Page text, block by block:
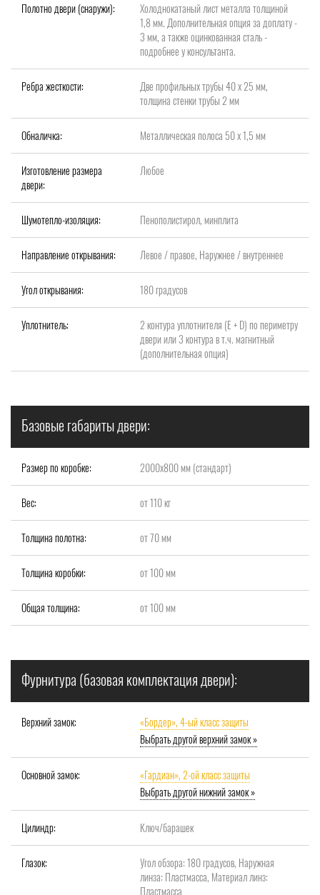
Полотно двери (снаружи):
Холоднокатаный лист металла толщиной
1,8 мм. Дополнительная опция за доплату -
3 мм, а также оцинкованная сталь -
подробнее у консультанта.
Ребра жесткости:
Две профильных трубы 40 х 25 мм,
толщина стенки трубы 2 мм
Обналичка: Металлическая полоса 50 х 1,5 мм
Изготовление размера
двери:
Любое
Шумотепло-изоляция: Пенополистирол, минплита
Направление открывания: Левое / правое, Наружнее / внутреннее
Угол открывания: 180 градусов
Уплотнитель:
2 контура уплотнителя (Е + D) по периметру
двери или 3 контура в т.ч. магнитный
(дополнительная опция)
Базовые габариты двери:
Размер по коробке: 2000x800 мм (стандарт)
Вес: от 110 кг
Толщина полотна: от 70 мм
Толщина коробки: от 100 мм
Общая толщина: от 100 мм
Фурнитура (базовая комплектация двери):
Верхний замок:
«Бордер», 4-ый класс защиты
Выбрать другой верхний замок »
Основной замок:
«Гардиан», 2-ой класс защиты
Выбрать другой нижний замок »
Цилиндр: Ключ/барашек
Глазок:
Угол обзора: 180 градусов, Наружная
линза: Пластмасса, Материал линз:
Пластмасса